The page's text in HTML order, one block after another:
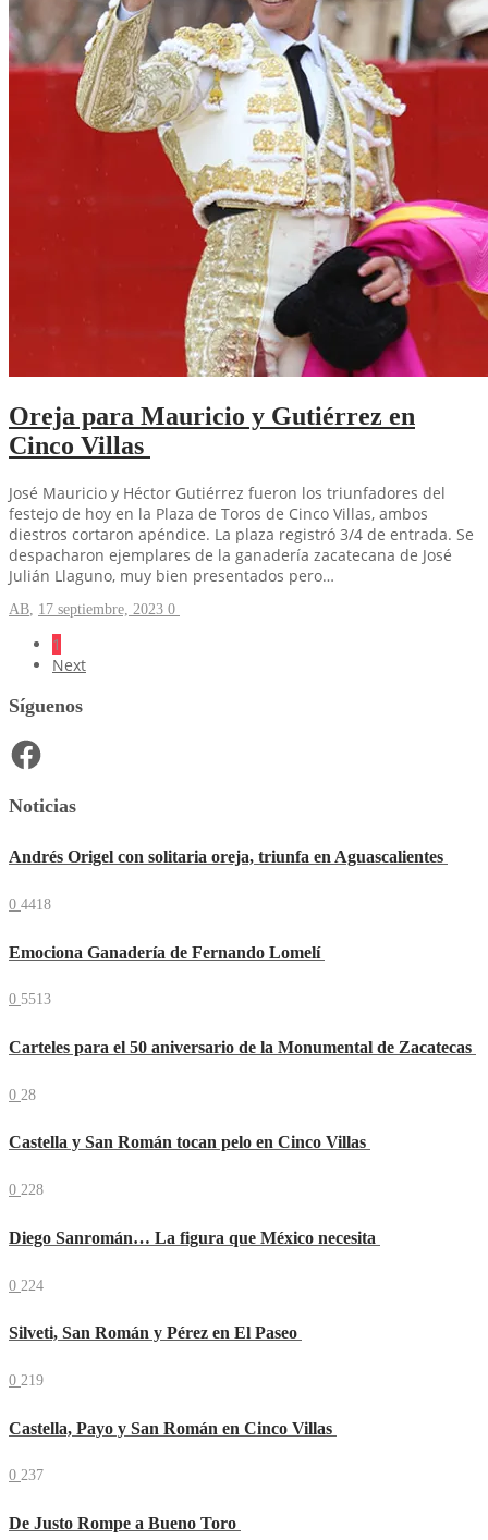
Oreja para Mauricio y Gutiérrez en
Cinco Villas
José Mauricio y Héctor Gutiérrez fueron los triunfadores del
festejo de hoy en la Plaza de Toros de Cinco Villas, ambos
diestros cortaron apéndice. La plaza registró 3/4 de entrada. Se
despacharon ejemplares de la ganadería zacatecana de José
Julián Llaguno, muy bien presentados pero…
AB, 17 septiembre, 2023 0
1
Next
Síguenos
Facebook
Noticias
Andrés Origel con solitaria oreja, triunfa en Aguascalientes
0 4418
Emociona Ganadería de Fernando Lomelí
0 5513
Carteles para el 50 aniversario de la Monumental de Zacatecas
0 28
Castella y San Román tocan pelo en Cinco Villas
0 228
Diego Sanromán… La figura que México necesita
0 224
Silveti, San Román y Pérez en El Paseo
0 219
Castella, Payo y San Román en Cinco Villas
0 237
De Justo Rompe a Bueno Toro